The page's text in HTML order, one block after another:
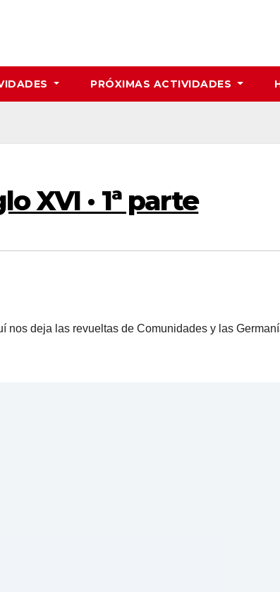
PRÓXIMAS ACTIVIDADES
XVI · 1ª parte
nos deja las revueltas de Comunidades y las